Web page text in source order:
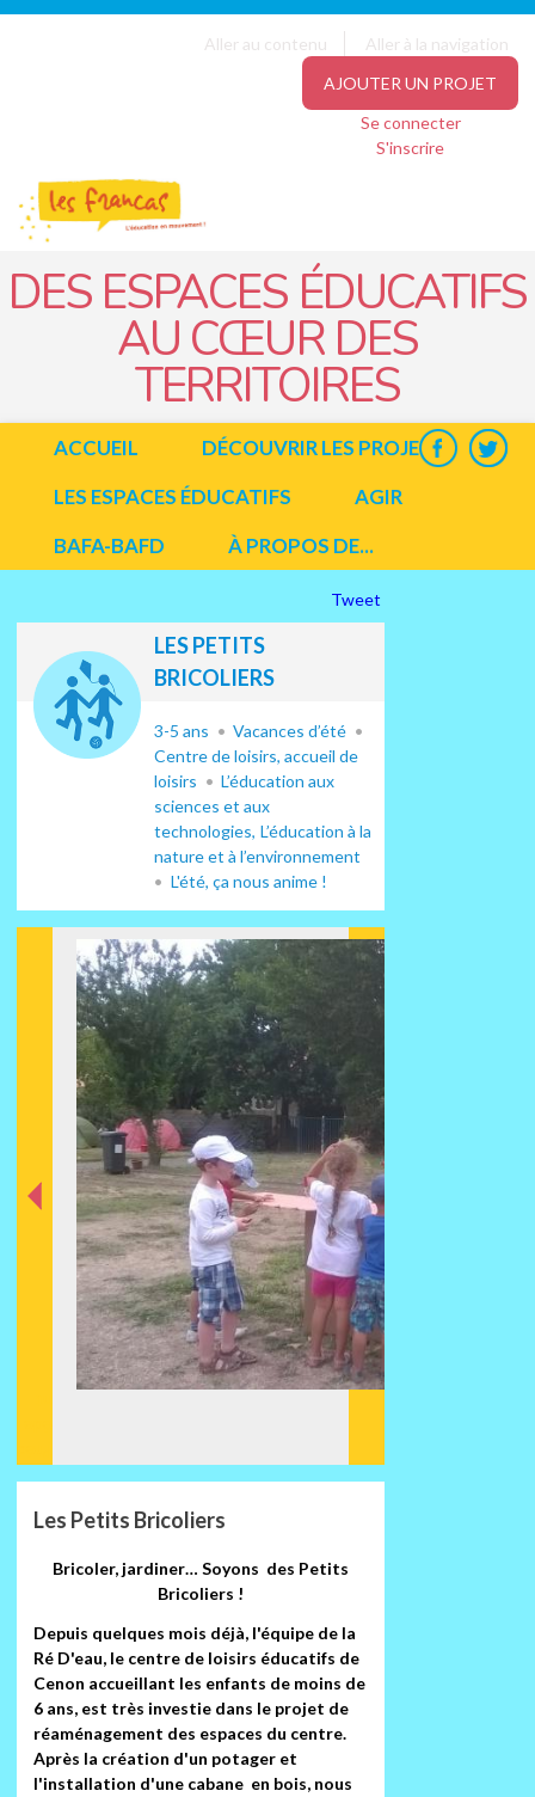
Aller au contenu
Aller à la navigation
AJOUTER UN PROJET
Se connecter
S'inscrire
DES ESPACES ÉDUCATIFS
AU CŒUR DES
TERRITOIRES
ACCUEIL
DÉCOUVRIR LES PROJETS
LES ESPACES ÉDUCATIFS
AGIR
BAFA-BAFD
À PROPOS DE...
Tweet
LES PETITS
BRICOLIERS
3-5 ans
Vacances d’été
Centre de loisirs, accueil de
loisirs
L’éducation aux
sciences et aux
technologies L’éducation à la
nature et à l’environnement
L'été, ça nous anime !
Suiv
ant
Les Petits Bricoliers
Bricoler, jardiner… Soyons des Petits
Bricoliers !
Depuis quelques mois déjà, l'équipe de la
Ré D'eau, le centre de loisirs éducatifs de
Cenon accueillant les enfants de moins de
6 ans, est très investie dans le projet de
réaménagement des espaces du centre.
Après la création d'un potager et
l'installation d'une cabane en bois, nous
Panneau de gestion des cookies